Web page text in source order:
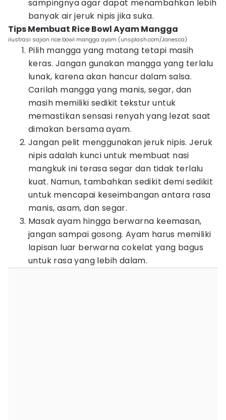
sampingnya agar dapat menambahkan lebih
banyak air jeruk nipis jika suka.
Tips Membuat Rice Bowl Ayam Mangga
ilustrasi sajian rice bowl mangga ayam (unsplash.com/Janesca)
Pilih mangga yang matang tetapi masih
keras. Jangan gunakan mangga yang terlalu
lunak, karena akan hancur dalam salsa.
Carilah mangga yang manis, segar, dan
masih memiliki sedikit tekstur untuk
memastikan sensasi renyah yang lezat saat
dimakan bersama ayam.
Jangan pelit menggunakan jeruk nipis. Jeruk
nipis adalah kunci untuk membuat nasi
mangkuk ini terasa segar dan tidak terlalu
kuat. Namun, tambahkan sedikit demi sedikit
untuk mencapai keseimbangan antara rasa
manis, asam, dan segar.
Masak ayam hingga berwarna keemasan,
jangan sampai gosong. Ayam harus memiliki
lapisan luar berwarna cokelat yang bagus
untuk rasa yang lebih dalam.